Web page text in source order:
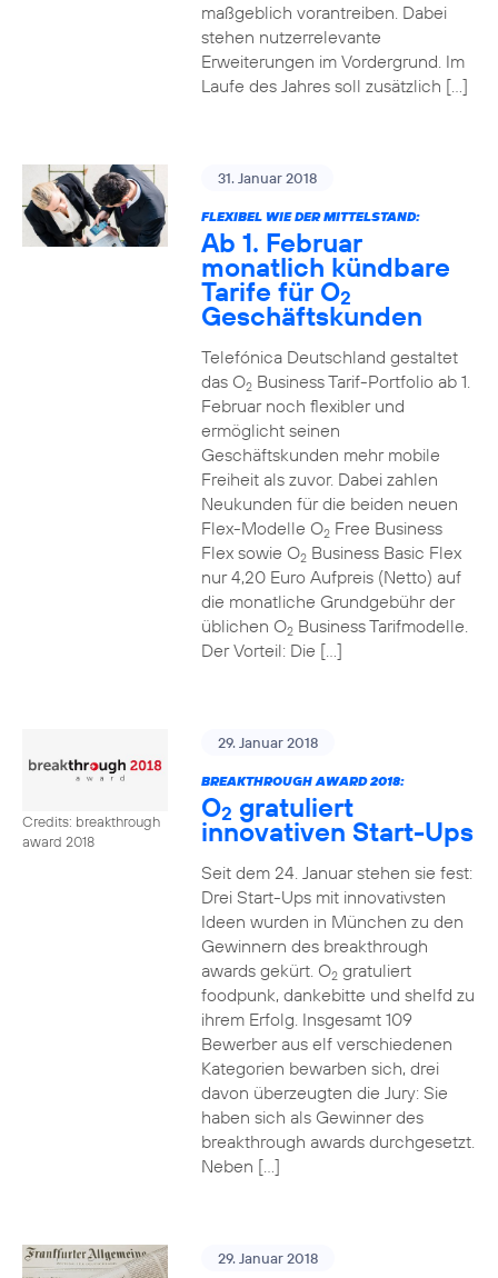
maßgeblich vorantreiben. Dabei
stehen nutzerrelevante
Erweiterungen im Vordergrund. Im
Laufe des Jahres soll zusätzlich […]
31. Januar 2018
FLEXIBEL WIE DER MITTELSTAND:
Ab 1. Februar
monatlich kündbare
Tarife für O2
Geschäftskunden
Telefónica Deutschland gestaltet
das O2Business Tarif-Portfolio ab 1.
Februar noch flexibler und
ermöglicht seinen
Geschäftskunden mehr mobile
Freiheit als zuvor. Dabei zahlen
Neukunden für die beiden neuen
Flex-Modelle O2Free Business
Flex sowie O2Business Basic Flex
nur 4,20 Euro Aufpreis (Netto) auf
die monatliche Grundgebühr der
üblichen O2Business Tarifmodelle.
Der Vorteil: Die […]
Credits: breakthrough
award 2018
29. Januar 2018
BREAKTHROUGH AWARD 2018:
O2 gratuliert
innovativen Start-Ups
Seit dem 24. Januar stehen sie fest:
Drei Start-Ups mit innovativsten
Ideen wurden in München zu den
Gewinnern des breakthrough
awards gekürt. O2gratuliert
foodpunk, dankebitte und shelfd zu
ihrem Erfolg. Insgesamt 109
Bewerber aus elf verschiedenen
Kategorien bewarben sich, drei
davon überzeugten die Jury: Sie
haben sich als Gewinner des
breakthrough awards durchgesetzt.
Neben […]
29. Januar 2018